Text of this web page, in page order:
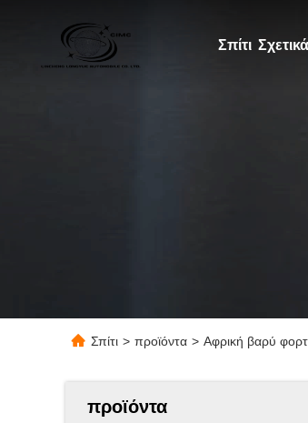
Σπίτι
Σπίτι > προϊόντα > Αφρική βαρύ
προϊόντα